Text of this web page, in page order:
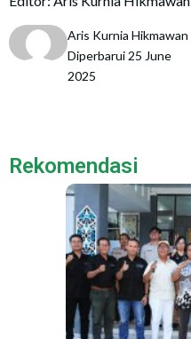
Aris Kurnia Hikmawan
Diperbarui 25 June
2025
Rekomendasi